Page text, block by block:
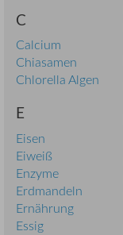
C
Calcium
Chiasamen
Chlorella Algen
E
Eisen
Eiweiß
Enzyme
Erdmandeln
Ernährung
Essig